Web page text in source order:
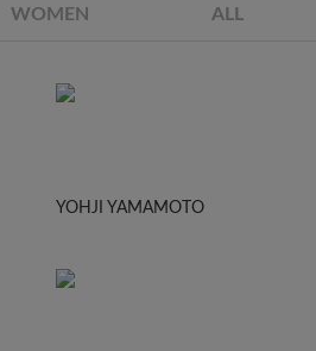
WOMEN ALL
YOHJI YAMAMOTO